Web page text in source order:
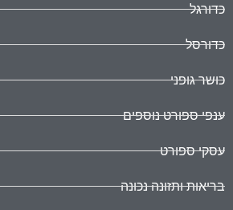
כדורגל
כדורסל
כושר גופני
ענפי ספורט נוספים
עסקי ספורט
בריאות ותזונה נכונה